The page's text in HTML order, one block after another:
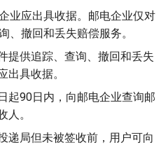
业应出具收据。邮电企业仅对
、撤回和丢失赔偿服务。
提供追踪、查询、撤回和丢失
出具收据。
起90日内，向邮电企业查询邮
人。
递局但未被签收前，用户可向